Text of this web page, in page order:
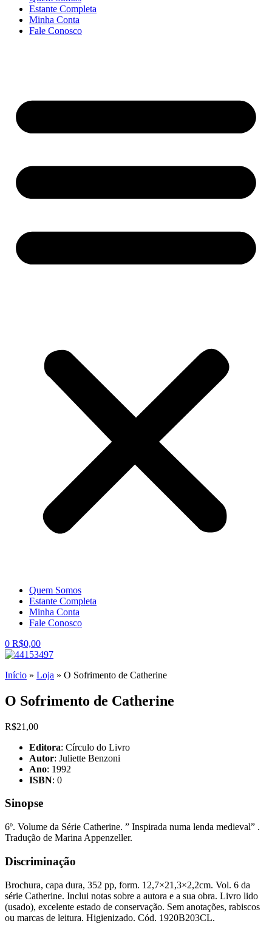
Estante Completa
Minha Conta
Fale Conosco
Quem Somos
Estante Completa
Minha Conta
Fale Conosco
0 R$0,00
Início » Loja » O Sofrimento de Catherine
O Sofrimento de Catherine
R$21,00
Editora: Círculo do Livro
Autor: Juliette Benzoni
Ano: 1992
ISBN: 0
Sinopse
6º. Volume da Série Catherine. ” Inspirada numa lenda medieval” .
Tradução de Marina Appenzeller.
Discriminação
Brochura, capa dura, 352 pp, form. 12,7×21,3×2,2cm. Vol. 6 da
série Catherine. Inclui notas sobre a autora e a sua obra. Livro lido
(usado), excelente estado de conservação. Sem anotações, rabiscos
ou marcas de leitura. Higienizado. Cód. 1920B203CL.